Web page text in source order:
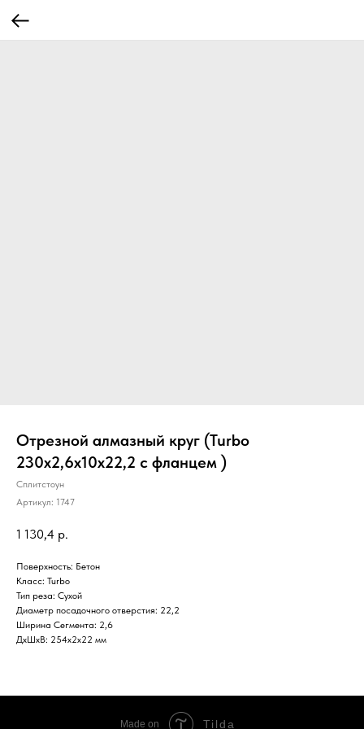
Отрезной алмазный круг (Turbo
230x2,6x10x22,2 с фланцем )
Сплитстоун
Артикул: 1747
1 130,4 р.
Поверхность: Бетон
Класс: Turbo
Тип реза: Сухой
Диаметр посадочного отверстия: 22,2
Ширина Сегмента: 2,6
ДxШxВ: 254x2x22 мм
Made on Tilda